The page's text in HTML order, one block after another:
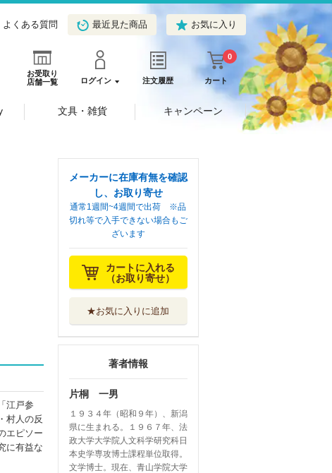
よくある質問 最近見た商品 お気に入り
お受取り
店舗一覧
ログイン 注文履歴 カート
0
文具・雑貨 キャンペーン
江戸参
村人の反
エピソー
に有益な
メーカーに在庫有無を確認
し、お取り寄せ
通常1週間~4週間で出荷 ※品
切れ等で入手できない場合もご
ざいます
カートに入れる
（お取り寄せ）
★お気に入りに追加
著者情報
片桐 一男
１９３４年（昭和９年）、新潟
県に生まれる。１９６７年、法
政大学大学院人文科学研究科日
本史学専攻博士課程単位取得。
文学博士。現在、青山学院大学